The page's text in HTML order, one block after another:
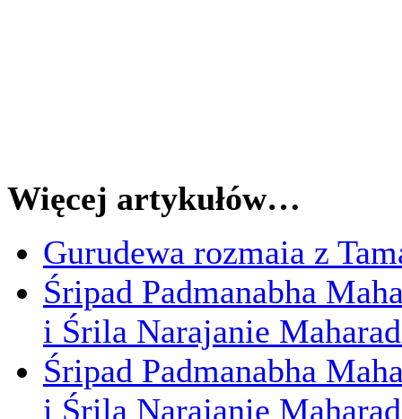
Więcej artykułów…
Gurudewa rozmaia z
Śripad Padmanabha
i Śrila Narajanie
Śripad Padmanabha
i Śrila Narajanie